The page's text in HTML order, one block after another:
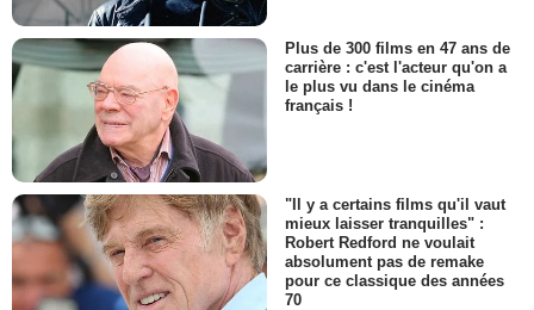
Plus de 300 films en 47 ans de
carrière : c'est l'acteur qu'on a
le plus vu dans le cinéma
français !
"Il y a certains films qu'il vaut
mieux laisser tranquilles" :
Robert Redford ne voulait
absolument pas de remake
pour ce classique des années
70